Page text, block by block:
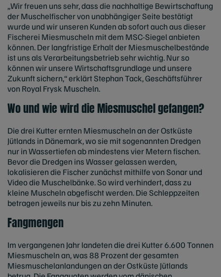
„Wir freuen uns sehr, dass die nachhaltige Bewirtschaftung
der Muschelfischer von unabhängiger Seite bestätigt
wurde und wir unseren Kunden ab sofort auch aus dieser
Fischerei Miesmuscheln mit dem MSC-Siegel anbieten
können. Der langfristige Erhalt der Miesmuschelbestände
ist uns als Verarbeitungsbetrieb sehr wichtig. Nur so
können wir unsere Wirtschaftsgrundlage und unsere
Zukunft sichern,“ erklärt Stephan Tack, Geschäftsführer
von Royal Frysk Muscheln.
Wo und wie wird die Miesmuschel gefangen?
Die drei Kutter ernten Miesmuscheln an der Ostküste
Jütlands in Dänemark, wo sie mit sogenannten Dredgen
nur in Wassertiefen ab mindestens vier Metern fischen.
Bevor die Dredgen ins Wasser gelassen werden,
lokalisieren die Fischer zunächst mithilfe von Sonar und
Video die Muschelbänke. So wird verhindert, dass zu
kleine Muscheln abgefischt werden. Die Schleppzeiten
betragen jeweils nur bis zu zehn Minuten.
Fangmengen
Im vergangenen Jahr landeten die drei Kutter 6.600 Tonnen
Miesmuscheln an, was 88 Prozent der gesamten
Miesmuschelanlandungen an der Ostküste Jütlands